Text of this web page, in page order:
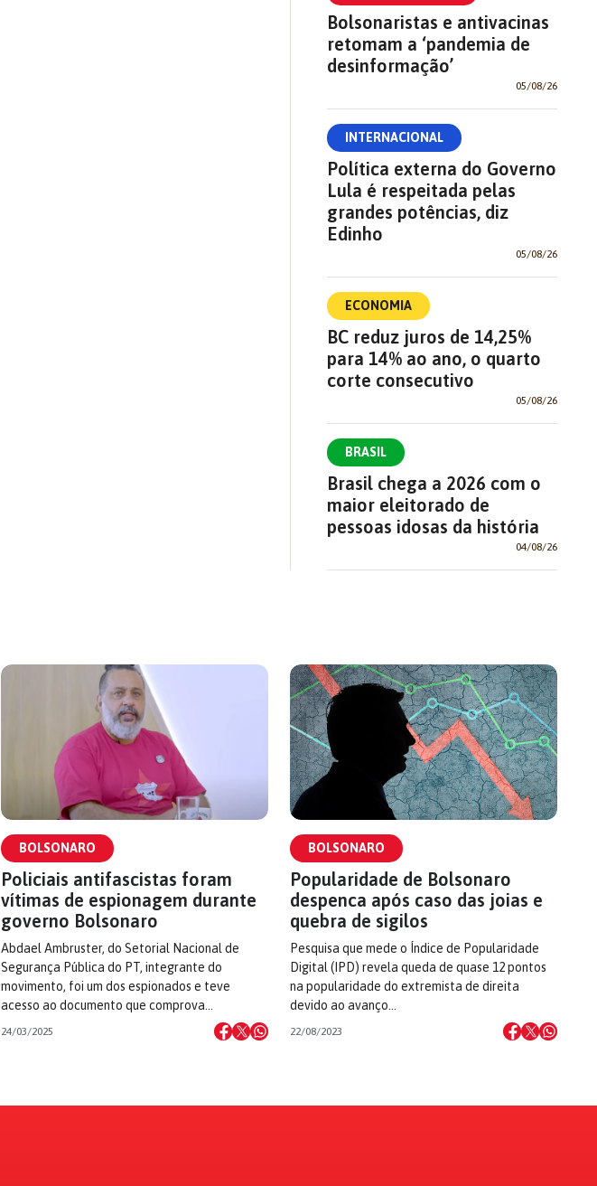
Bolsonaristas e antivacinas
retomam a ‘pandemia de
desinformação’
05/08/26
INTERNACIONAL
Política externa do Governo
Lula é respeitada pelas
grandes potências, diz
Edinho
05/08/26
ECONOMIA
BC reduz juros de 14,25%
para 14% ao ano, o quarto
corte consecutivo
05/08/26
BRASIL
Brasil chega a 2026 com o
maior eleitorado de
pessoas idosas da história
04/08/26
BOLSONARO
Policiais antifascistas foram
vítimas de espionagem durante
governo Bolsonaro
Abdael Ambruster, do Setorial Nacional de
Segurança Pública do PT, integrante do
movimento, foi um dos espionados e teve
acesso ao documento que comprova…
24/03/2025
BOLSONARO
Popularidade de Bolsonaro
despenca após caso das joias e
quebra de sigilos
Pesquisa que mede o Índice de Popularidade
Digital (IPD) revela queda de quase 12 pontos
na popularidade do extremista de direita
devido ao avanço…
22/08/2023